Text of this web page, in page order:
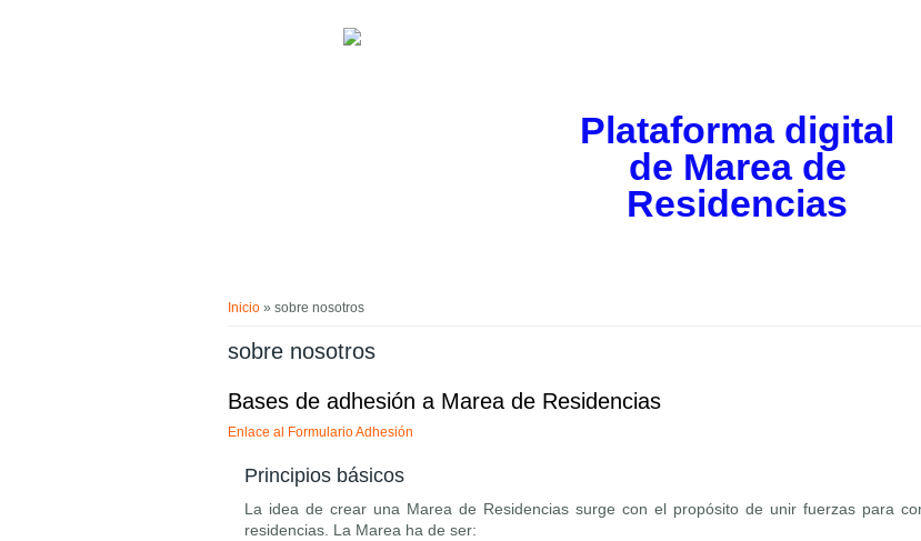
Plataforma digital
de Marea de
Residencias
Inicio » sobre nosotros
sobre nosotros
Bases de adhesión a Marea de Residencias
Enlace al Formulario Adhesión
Principios básicos
La idea de crear una Marea de Residencias surge con el propósito de unir fuerzas para
residencias. La Marea ha de ser: